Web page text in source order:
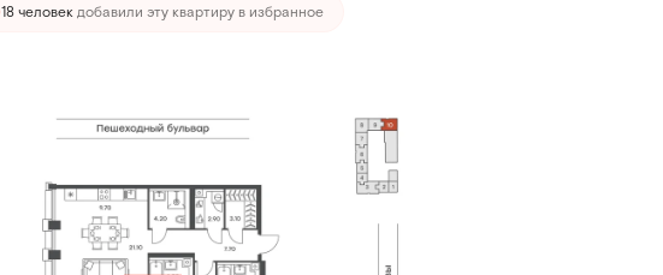
18 человек добавили эту квартиру в избранное